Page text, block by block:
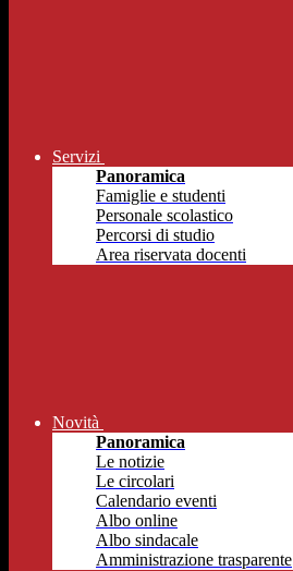
Servizi
Panoramica
Famiglie e studenti
Personale scolastico
Percorsi di studio
Area riservata docenti
Novità
Panoramica
Le notizie
Le circolari
Calendario eventi
Albo online
Albo sindacale
Amministrazione trasparente